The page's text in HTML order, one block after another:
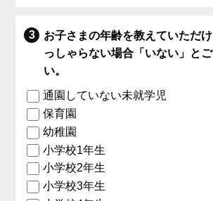
お子さまの年齢を教えていただ
っしゃらない場合「いない」と
い。
通園していない未就学児
保育園
幼稚園
小学校1年生
小学校2年生
小学校3年生